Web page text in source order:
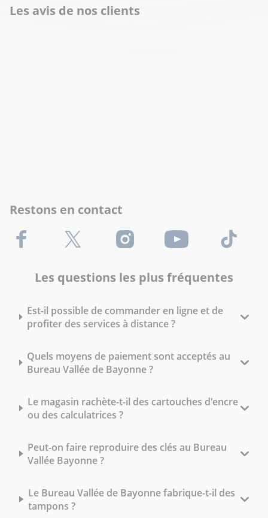
Les avis de nos clients
Restons en contact
Facebook X (Twitter) Instagram Youtube TikTok
Les questions les plus fréquentes
Est-il possible de commander en ligne et de
profiter des services à distance ?
Quels moyens de paiement sont acceptés au
Bureau Vallée de Bayonne ?
Le magasin rachète-t-il des cartouches d'encre
ou des calculatrices ?
Peut-on faire reproduire des clés au Bureau
Vallée Bayonne ?
Le Bureau Vallée de Bayonne fabrique-t-il des
tampons ?